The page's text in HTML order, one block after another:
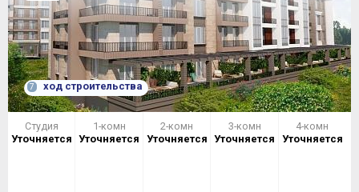
7 ход строительства
Студия
Уточняется
1-комн
Уточняется
2-комн
Уточняется
3-комн
Уточняется
4-комн
Уточняется